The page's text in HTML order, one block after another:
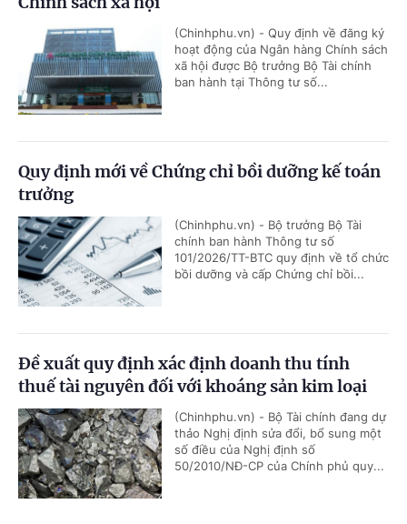
(Chinhphu.vn) - Quy định về đăng ký
hoạt động của Ngân hàng Chính sách
xã hội được Bộ trưởng Bộ Tài chính
ban hành tại Thông tư số...
Quy định mới về Chứng chỉ bồi dưỡng kế toán
trưởng
(Chinhphu.vn) - Bộ trưởng Bộ Tài
chính ban hành Thông tư số
101/2026/TT-BTC quy định về tổ chức
bồi dưỡng và cấp Chứng chỉ bồi...
Đề xuất quy định xác định doanh thu tính
thuế tài nguyên đối với khoáng sản kim loại
(Chinhphu.vn) - Bộ Tài chính đang dự
thảo Nghị định sửa đổi, bổ sung một
số điều của Nghị định số
50/2010/NĐ-CP của Chính phủ quy...